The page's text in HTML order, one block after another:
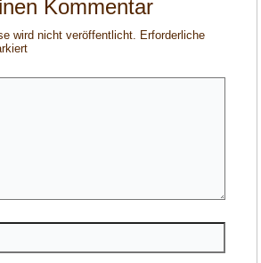
Kommentar
wird nicht veröffentlicht. Erforderliche